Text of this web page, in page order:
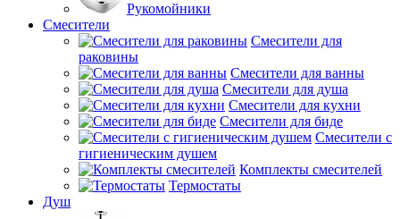
Рукомойники
Смесители
Смесители для
раковины
Смесители для ванны
Смесители для душа
Смесители для кухни
Смесители для биде
Смесители с
гигиеническим душем
Комплекты смесителей
Термостаты
Душ